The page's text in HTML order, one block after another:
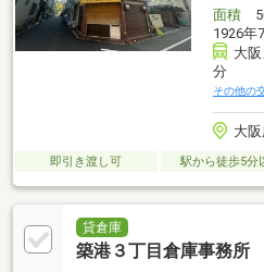
面積
1926年
大
分
その他の
大
即引き渡し可 駅から徒歩5分
貸倉庫
築港３丁目倉庫事務所